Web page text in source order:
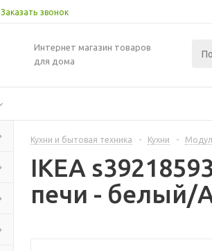
Заказать звонок
Интернет магазин товаров
для дома
Кухни и бытовая техника - Кухни -
IKEA
печи - белый/